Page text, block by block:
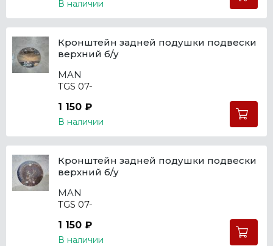
В наличии
Кронштейн задней подушки подвески
верхний б/у
MAN
TGS 07-
1 150 ₽
В наличии
Кронштейн задней подушки подвески
верхний б/у
MAN
TGS 07-
1 150 ₽
В наличии